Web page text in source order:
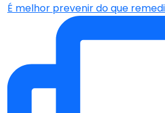
É melhor prevenir do que